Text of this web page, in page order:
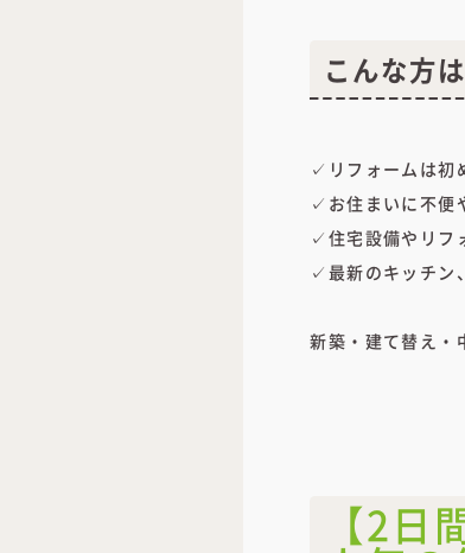
こんな方
✓リフォームは初
✓お住まいに不便
✓住宅設備やリフ
✓最新のキッチン
新築・建て替え・
【2日